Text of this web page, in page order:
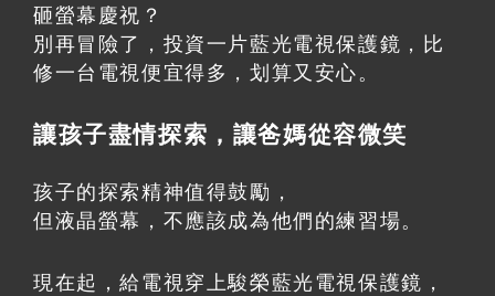
砸螢幕慶祝？
別再冒險了，投資一片藍光電視保護鏡，比
修一台電視便宜得多，划算又安心。
讓孩子盡情探索，讓爸媽從容微笑
孩子的探索精神值得鼓勵，
但液晶螢幕，不應該成為他們的練習場。
現在起，給電視穿上駿榮藍光電視保護鏡，